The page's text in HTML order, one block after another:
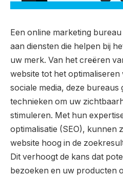
Een online marketing
aan diensten die helpen bij
uw merk. Van het creëren
website tot het
sociale media, deze
technieken om uw
stimuleren. Met hun
optimalisatie (SEO), kunnen
website hoog in de
Dit verhoogt de kans dat
bezoeken en uw producten